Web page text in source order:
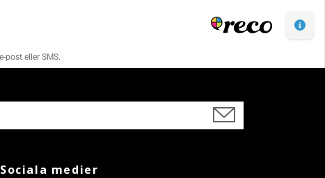
Sociala medier